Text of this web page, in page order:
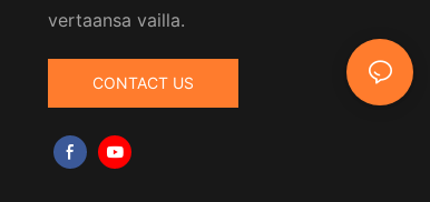
vertaansa vailla.
CONTACT US